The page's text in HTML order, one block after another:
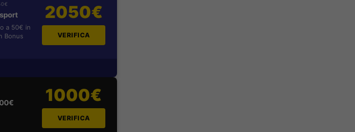
a 50€ in
Bonus
2050€
VERIFICA
1000€
VERIFICA